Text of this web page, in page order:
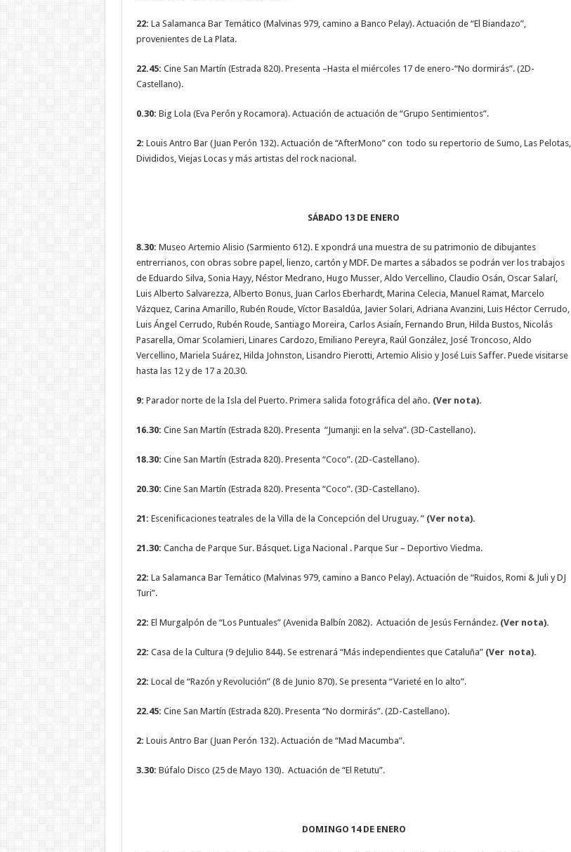
22: La Salamanca Bar Temático (Malvinas 979, camino a Banco Pelay). Actuación de “El Biandazo”,
provenientes de La Plata.
22.45: Cine San Martín (Estrada 820). Presenta –Hasta el miércoles 17 de enero-“No dormirás”. (2D-
Castellano).
0.30: Big Lola (Eva Perón y Rocamora). Actuación de actuación de “Grupo Sentimientos”.
2: Louis Antro Bar (Juan Perón 132). Actuación de “AfterMono” con todo su repertorio de Sumo, Las Pelotas,
Divididos, Viejas Locas y más artistas del rock nacional.
SÁBADO 13 DE ENERO
8.30: Museo Artemio Alisio (Sarmiento 612). E xpondrá una muestra de su patrimonio de dibujantes
entrerrianos, con obras sobre papel, lienzo, cartón y MDF. De martes a sábados se podrán ver los trabajos
de Eduardo Silva, Sonia Hayy, Néstor Medrano, Hugo Musser, Aldo Vercellino, Claudio Osán, Oscar Salarí,
Luis Alberto Salvarezza, Alberto Bonus, Juan Carlos Eberhardt, Marina Celecia, Manuel Ramat, Marcelo
Vázquez, Carina Amarillo, Rubén Roude, Víctor Basaldúa, Javier Solari, Adriana Avanzini, Luis Héctor Cerrudo,
Luis Ángel Cerrudo, Rubén Roude, Santiago Moreira, Carlos Asiaín, Fernando Brun, Hilda Bustos, Nicolás
Pasarella, Omar Scolamieri, Linares Cardozo, Emiliano Pereyra, Raúl González, José Troncoso, Aldo
Vercellino, Mariela Suárez, Hilda Johnston, Lisandro Pierotti, Artemio Alisio y José Luis Saffer. Puede visitarse
hasta las 12 y de 17 a 20.30.
9: Parador norte de la Isla del Puerto. Primera salida fotográfica del año. (Ver nota).
16.30: Cine San Martín (Estrada 820). Presenta “Jumanji: en la selva”. (3D-Castellano).
18.30: Cine San Martín (Estrada 820). Presenta “Coco”. (2D-Castellano).
20.30: Cine San Martín (Estrada 820). Presenta “Coco”. (3D-Castellano).
21: Escenificaciones teatrales de la Villa de la Concepción del Uruguay. ”(Ver nota).
21.30: Cancha de Parque Sur. Básquet. Liga Nacional . Parque Sur – Deportivo Viedma.
22: La Salamanca Bar Temático (Malvinas 979, camino a Banco Pelay). Actuación de “Ruidos, Romi & Juli y DJ
Turi”.
22: El Murgalpón de “Los Puntuales” (Avenida Balbín 2082). Actuación de Jesús Fernández. (Ver nota).
22: Casa de la Cultura (9 deJulio 844). Se estrenará “Más independientes que Cataluña” (Ver nota).
22: Local de “Razón y Revolución” (8 de Junio 870). Se presenta “Varieté en lo alto”.
22.45: Cine San Martín (Estrada 820). Presenta “No dormirás”. (2D-Castellano).
2: Louis Antro Bar (Juan Perón 132). Actuación de “Mad Macumba”.
3.30: Búfalo Disco (25 de Mayo 130). Actuación de “El Retutu”.
DOMINGO 14 DE ENERO